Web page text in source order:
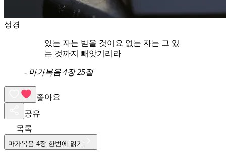
성경
있는 자는 받을 것이요 없는 자는 그 있
는 것까지 빼앗기리라
- 마가복음 4장 25절
좋아요
공유
목록
마가복음 4장 한번에 읽기